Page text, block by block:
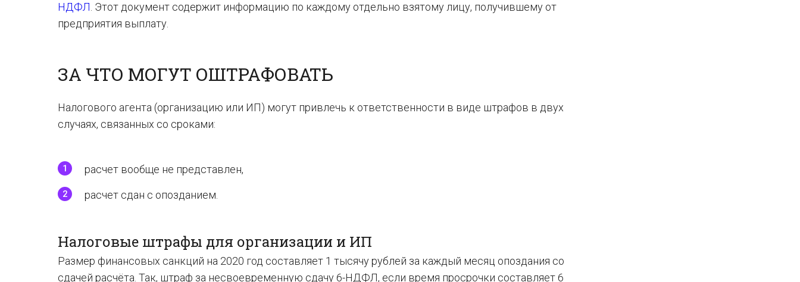
НДФЛ . Этот документ содержит информацию по каждому отдельно взятому лицу, получившему от
предприятия выплату.
ЗА ЧТО МОГУТ ОШТРАФОВАТЬ
Налогового агента (организацию или ИП) могут привлечь к ответственности в виде штрафов в двух
случаях, связанных со сроками:
расчет вообще не представлен,
расчет сдан с опозданием.
Налоговые штрафы для организации и ИП
Размер финансовых санкций на 2020 год составляет 1 тысячу рублей за каждый месяц опоздания со
сдачей расчёта. Так, штраф за несвоевременную сдачу 6-НДФЛ, если время просрочки составляет 6